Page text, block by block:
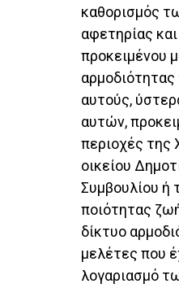
καθορισμός
αφετηρίας
προκειμένου
αυτούς,
αυτών,
περιοχές
οικείου
Συμβουλίου ή
ποιότητας
δίκτυο
μελέτες που
λογαριασμό